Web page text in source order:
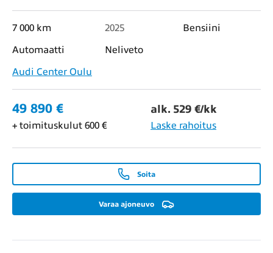
7 000 km 2025
Bensiini
Automaatti
Neliveto
Audi Center Oulu
49 890 € alk. 529 €/kk
+ toimituskulut 600 € Laske rahoitus
Soita
Varaa ajoneuvo